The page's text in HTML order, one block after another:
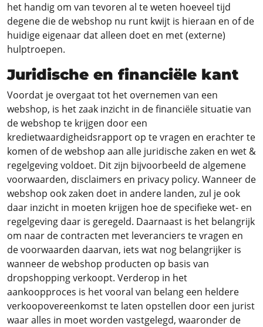
het handig om van tevoren al te weten hoeveel tijd
degene die de webshop nu runt kwijt is hieraan en of de
huidige eigenaar dat alleen doet en met (externe)
hulptroepen.
Juridische en financiële kant
Voordat je overgaat tot het overnemen van een
webshop, is het zaak inzicht in de financiële situatie van
de webshop te krijgen door een
kredietwaardigheidsrapport op te vragen en erachter te
komen of de webshop aan alle juridische zaken en wet &
regelgeving voldoet. Dit zijn bijvoorbeeld de algemene
voorwaarden, disclaimers en privacy policy. Wanneer de
webshop ook zaken doet in andere landen, zul je ook
daar inzicht in moeten krijgen hoe de specifieke wet- en
regelgeving daar is geregeld. Daarnaast is het belangrijk
om naar de contracten met leveranciers te vragen en
de voorwaarden daarvan, iets wat nog belangrijker is
wanneer de webshop producten op basis van
dropshopping verkoopt. Verderop in het
aankoopproces is het vooral van belang een heldere
verkoopovereenkomst te laten opstellen door een jurist
waar alles in moet worden vastgelegd, waaronder de